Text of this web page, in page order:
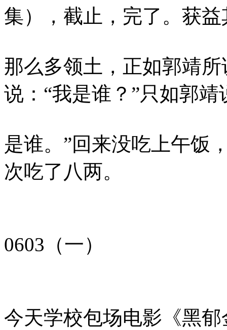
集），截止，完了。获
那么多领土，正如郭靖
说：“我是谁？”只如郭
是谁。”回来没吃上午饭
次吃了八两。
0603（一）
今天学校包场电影《黑